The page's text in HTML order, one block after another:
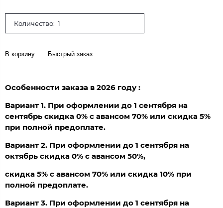
Количество:
В корзину Быстрый заказ
Особенности заказа в 2026 году :
Вариант 1. При оформлении до 1 сентября на
сентябрь скидка 0% с авансом 70% или скидка 5%
при полной предоплате.
Вариант 2. При оформлении до 1 сентября на
октябрь скидка 0% с авансом 50%,
скидка 5% с авансом 70% или скидка 10% при
полной предоплате.
Вариант 3. При оформлении до 1 сентября на